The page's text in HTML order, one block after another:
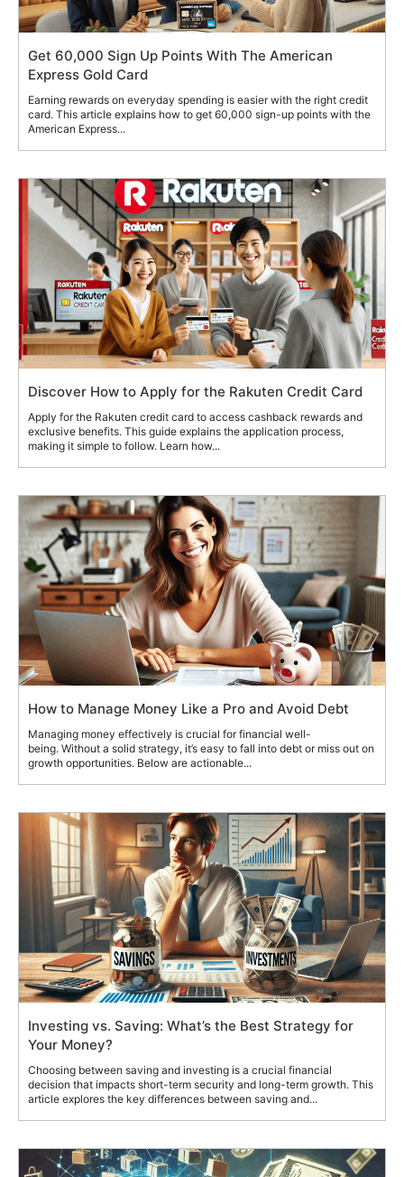
Get 60,000 Sign Up Points With The American
Express Gold Card
Earning rewards on everyday spending is easier with the right credit
card. This article explains how to get 60,000 sign-up points with the
American Express...
Discover How to Apply for the Rakuten Credit Card
Apply for the Rakuten credit card to access cashback rewards and
exclusive benefits. This guide explains the application process,
making it simple to follow. Learn how...
How to Manage Money Like a Pro and Avoid Debt
Managing money effectively is crucial for financial well-
being. Without a solid strategy, it’s easy to fall into debt or miss out on
growth opportunities. Below are actionable...
Investing vs. Saving: What’s the Best Strategy for
Your Money?
Choosing between saving and investing is a crucial financial
decision that impacts short-term security and long-term growth. This
article explores the key differences between saving and...